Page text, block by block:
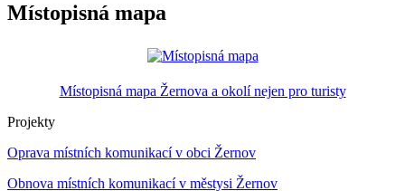
Místopisná mapa
Místopisná mapa Žernova a okolí nejen pro turisty
Projekty
Oprava místních komunikací v obci Žernov
Obnova místních komunikací v městysi Žernov